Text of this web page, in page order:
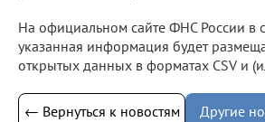
На официальном сайте ФНС России в
указанная информация будет
открытых данных в форматах CSV и
← Вернуться к новостям Другие